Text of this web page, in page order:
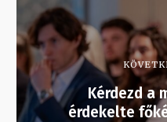
Kérdezd a
érdekelte